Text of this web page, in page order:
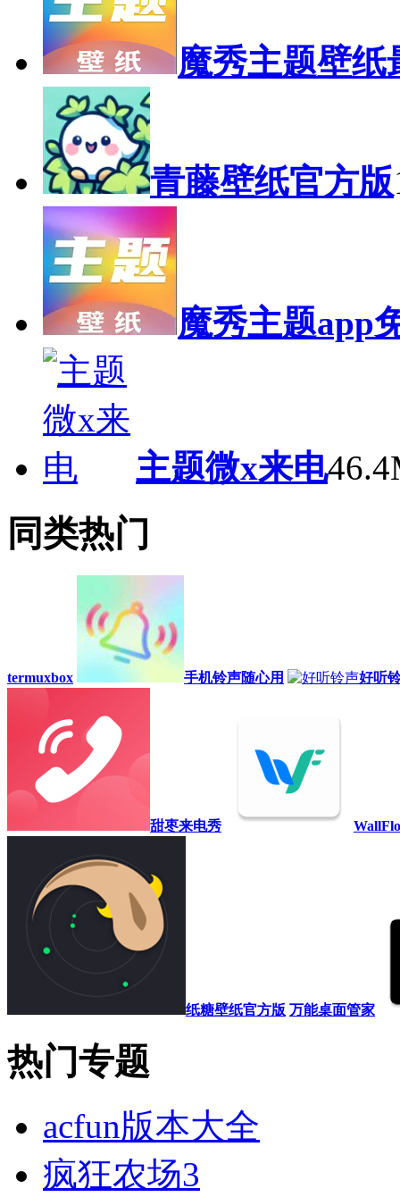
魔秀主题壁纸
青藤壁纸官方版
魔秀主题app
主题微x来电
同类热门
termuxbox 手机铃声随心用 好听
甜枣来电秀
纸糖壁纸官方版 万能桌面管家
热门专题
acfun版本大全
疯狂农场3